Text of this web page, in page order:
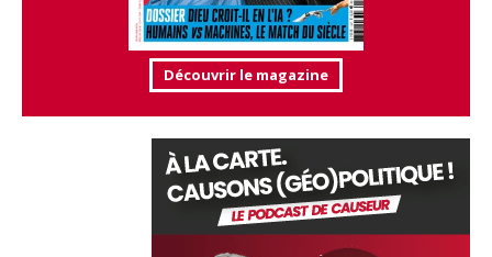
Découvrir le magazine